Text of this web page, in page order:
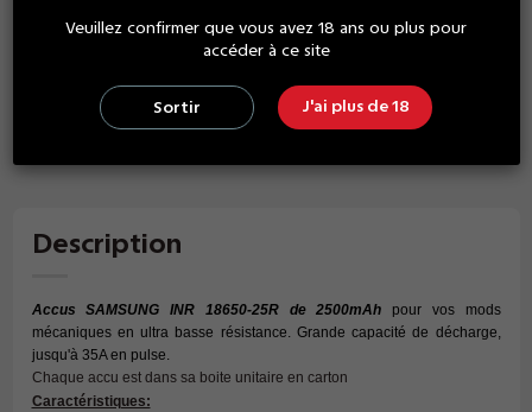
GARANTIE SATISFACTION
des produits de qualité
Description
Accus SAMSUNG INR 18650-25R de 2500mAh pour vos mods
mécaniques en ultra basse résistance. Grande capacité de décharge,
jusqu'à 35A en pulse.
Chaque accu est dans sa boite unitaire en carton
Caractéristiques:
Veuillez confirmer que vous avez 18 ans ou plus pour
accéder à ce site
Sortir J'ai plus de 18